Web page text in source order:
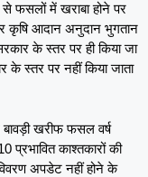
फसलों में खराबा होने पर
कृषि आदान अनुदान भुगतान
के स्तर पर ही किया जा
स्तर पर नहीं किया जाता
बावड़ी खरीफ फसल वर्ष
काश्तकारों की
अपडेट नहीं होने के